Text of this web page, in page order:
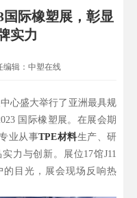
国际橡塑展，彰显
实力
编辑： 中塑在线
心盛大举行了亚洲最具规
国际橡塑展。在展会期
业从事TPE材料生产、研
力与创新。展位17馆J11
目光，展会现场反响热